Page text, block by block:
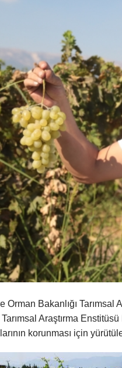
Orman Bakanlığı
Tarımsal Araştırma
korunması için